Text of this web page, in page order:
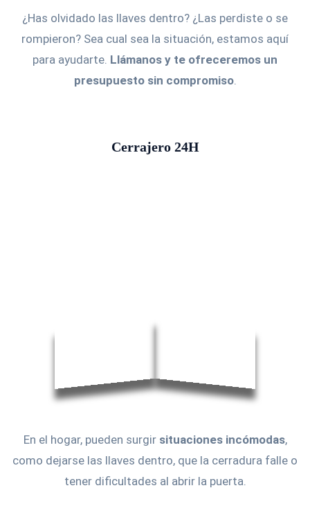
¿Has olvidado las llaves dentro? ¿Las perdiste o se
rompieron? Sea cual sea la situación, estamos aquí
para ayudarte. Llámanos y te ofreceremos un
presupuesto sin compromiso.
Cerrajero 24H
En el hogar, pueden surgir situaciones incómodas,
como dejarse las llaves dentro, que la cerradura falle o
tener dificultades al abrir la puerta.